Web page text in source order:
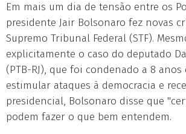
Em mais um dia de tensão entre os
presidente Jair Bolsonaro fez novas
Supremo Tribunal Federal (STF).
explicitamente o caso do deputado
(PTB-RJ), que foi condenado a 8
estimular ataques à democracia e
presidencial, Bolsonaro disse que
podem fazer o que bem entendem.